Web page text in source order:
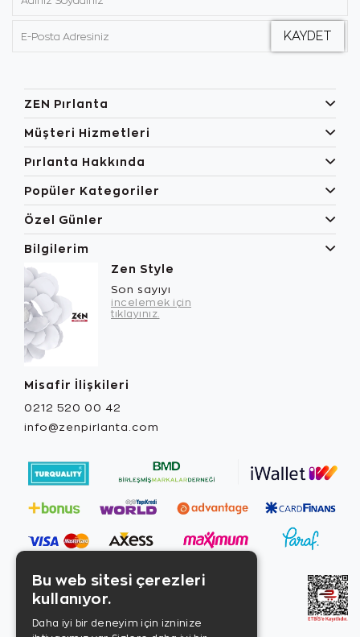
ZEN Pırlanta
Müşteri Hizmetleri
Pırlanta Hakkında
Popüler Kategoriler
Özel Günler
Bilgilerim
Zen Style
Son sayıyı
incelemek için
tıklayınız.
Misafir İlişkileri
0212 520 00 42
info@zenpirlanta.com
Bu web sitesi çerezleri
kullanıyor.
Daha iyi bir deneyim için izninize